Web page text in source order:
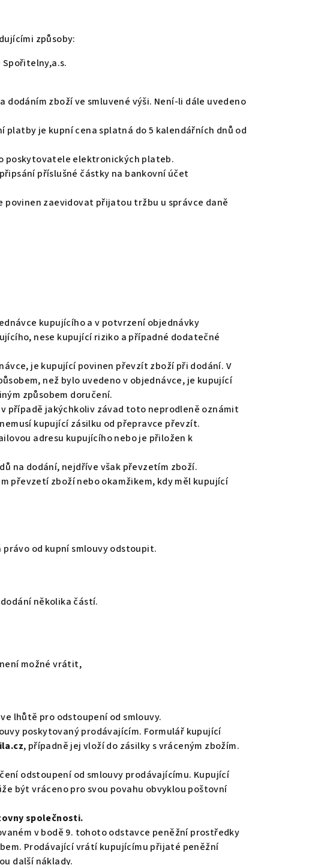
způsoby:
Spořitelny,a.s.
zboží ve smluvené výši. Není-li dále uvedeno
je kupní cena splatná do 5 kalendářních dnů od
poskytovatele elektronických plateb.
příslušné částky na bankovní účet
zaevidovat přijatou tržbu u správce daně
kupujícího a v potvrzení objednávky
nese kupující riziko a případné dodatečné
je kupující povinen převzít zboží při dodání. V
než bylo uvedeno v objednávce, je kupující
způsobem doručení.
případě jakýchkoliv závad toto neprodleně oznámit
kupující zásilku od přepravce převzít.
adresu kupujícího nebo je přiložen k
na dodání, nejdříve však převzetím zboží.
převzetí zboží nebo okamžikem, kdy měl kupující
od kupní smlouvy odstoupit.
několika částí.
možné vrátit,
lhůtě pro odstoupení od smlouvy.
poskytovaný prodávajícím. Formulář kupující
, případně jej vloží do zásilky s vráceným zbožím.
odstoupení od smlouvy prodávajícímu. Kupující
být vráceno pro svou povahu obvyklou poštovní
společnosti.
v bodě 9. tohoto odstavce peněžní prostředky
Prodávající vrátí kupujícímu přijaté peněžní
další náklady.